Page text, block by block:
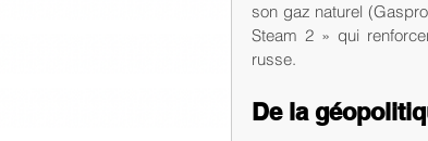
son gaz naturel
Steam 2 » qui
russe.
De la